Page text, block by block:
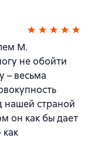
М.
не обойти
– весьма
нашей страной
он как бы дает